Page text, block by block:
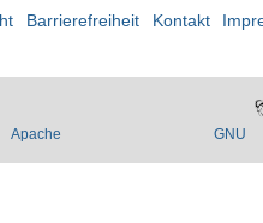
Barrierefreiheit Kontakt
Apache GNU